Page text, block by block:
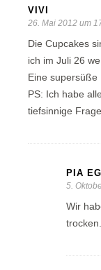
VIVI
26. Mai 2012 um
Die Cupcakes
ich im Juli 26
Eine supersüße
PS: Ich habe
tiefsinnige
PIA
5.
Wir